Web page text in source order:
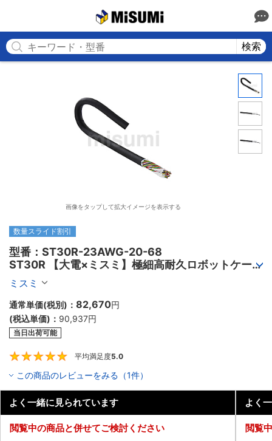
検索
画像をタップして拡大イメージを表示する
数量スライド割引
型番：ST30R-23AWG-20-68
ST30R 【大電×ミスミ】極細高耐久ロボットケーブ
ル（シールド無・有）
ミスミ
通常単価(税別)： 82,670円
(税込単価)： 90,937円
当日出荷可能
平均満足度5.0
この商品のレビューをみる（1件）
よく一緒に見られています
閲覧中の商品と併せてご検討ください
よく
閲覧